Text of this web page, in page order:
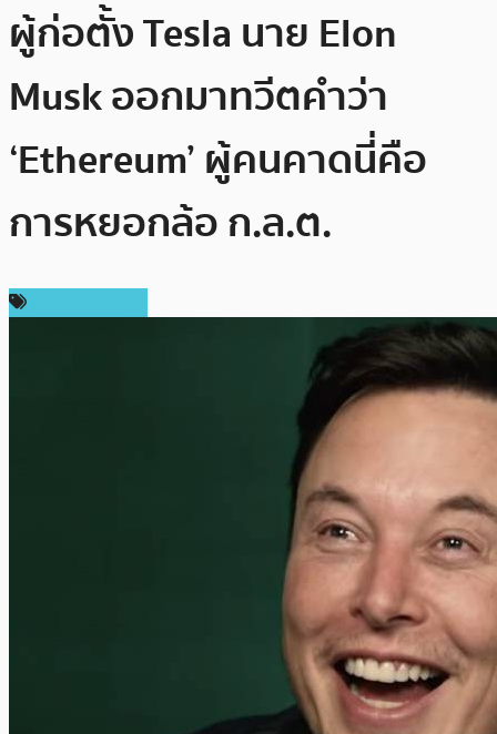
ผู้ก่อตั้ง Tesla นาย Elon
Musk ออกมาทวีตคำว่า
‘Ethereum’ ผู้คนคาดนี่คือ
การหยอกล้อ ก.ล.ต.